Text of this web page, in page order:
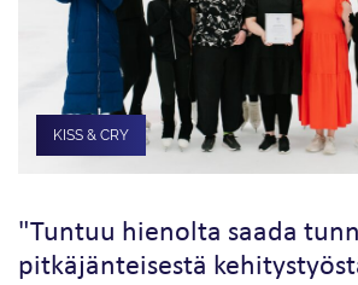
KISS & CRY
"Tuntuu hienolta saada
pitkäjänteisestä